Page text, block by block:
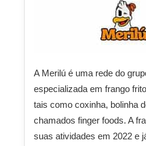
A Merilú é uma rede do
especializada em frango
tais como coxinha, bolinha
chamados finger foods. A
suas atividades em 2022 e